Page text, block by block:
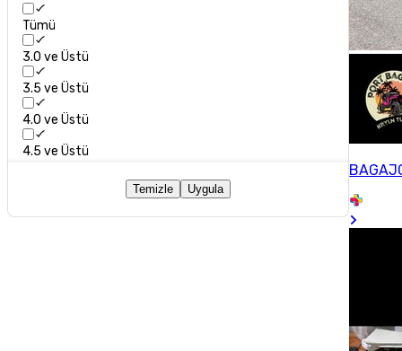
Tümü
3.0 ve Üstü
3.5 ve Üstü
4.0 ve Üstü
4.5 ve Üstü
Temizle Uygula